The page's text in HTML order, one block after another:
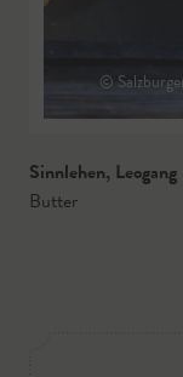
©
Sinnlehen, Leogang
Butter